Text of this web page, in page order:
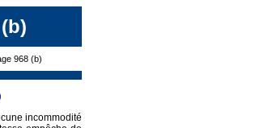
968 (b)
incommodité